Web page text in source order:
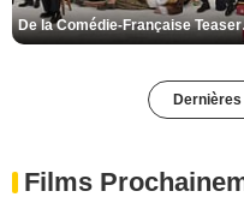
De
Films